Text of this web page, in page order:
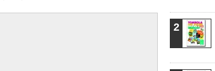
2